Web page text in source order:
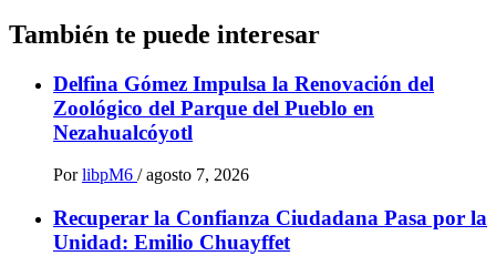
También te puede interesar
Delfina Gómez Impulsa la Renovación del
Zoológico del Parque del Pueblo en
Nezahualcóyotl
Por libpM6 / agosto 7, 2026
Recuperar la Confianza Ciudadana Pasa por la
Unidad: Emilio Chuayffet